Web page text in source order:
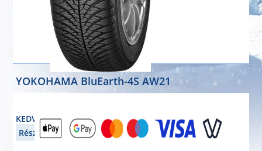
YOKOHAMA BluEarth-4S AW21
négyévszakos
KEDVEZMÉNYES ÁR: 39 677 Ft
Részletek